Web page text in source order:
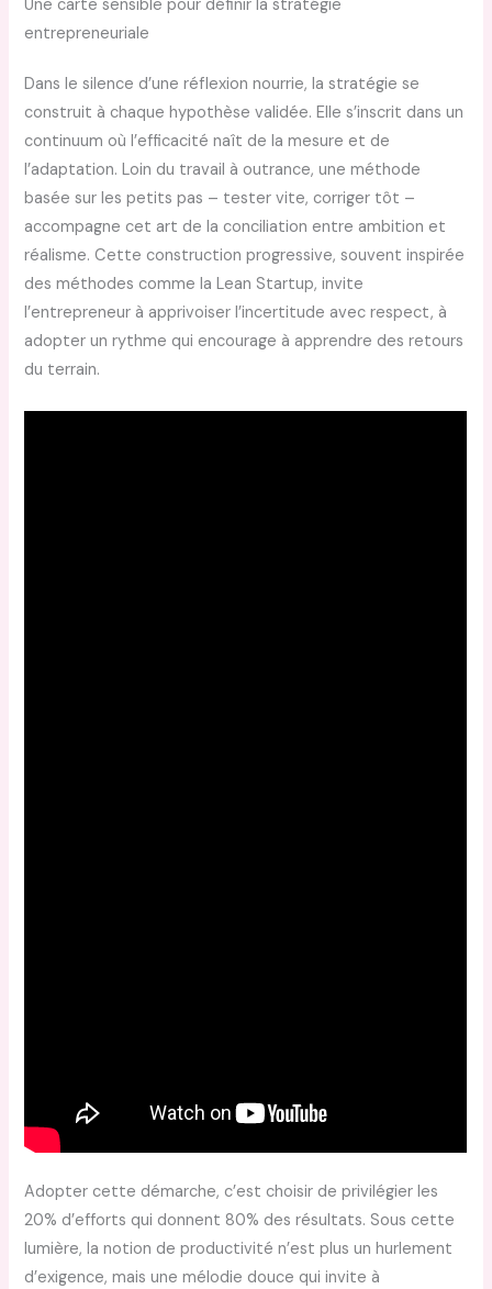
Une carte sensible pour définir la stratégie
entrepreneuriale
Dans le silence d’une réflexion nourrie, la stratégie se
construit à chaque hypothèse validée. Elle s’inscrit dans un
continuum où l’efficacité naît de la mesure et de
l’adaptation. Loin du travail à outrance, une méthode
basée sur les petits pas – tester vite, corriger tôt –
accompagne cet art de la conciliation entre ambition et
réalisme. Cette construction progressive, souvent inspirée
des méthodes comme la Lean Startup, invite
l’entrepreneur à apprivoiser l’incertitude avec respect, à
adopter un rythme qui encourage à apprendre des retours
du terrain.
Adopter cette démarche, c’est choisir de privilégier les
20% d’efforts qui donnent 80% des résultats. Sous cette
lumière, la notion de productivité n’est plus un hurlement
d’exigence, mais une mélodie douce qui invite à